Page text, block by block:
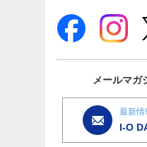
メールマガ
最新情
I-O